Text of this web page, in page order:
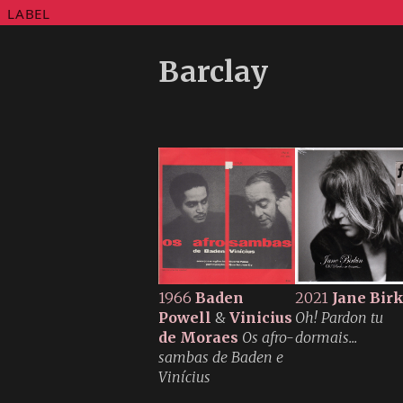
LABEL
Barclay
1966 Baden
Powell & Vinicius
de Moraes Os afro-
sambas de Baden e
Vinícius
2021 Jane
Oh! Pardon tu
dormais...